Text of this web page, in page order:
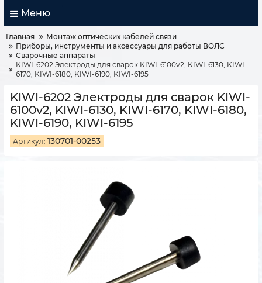
Меню
Главная
Монтаж оптических кабелей связи
Приборы, инструменты и аксессуары для работы ВОЛС
Сварочные аппараты
KIWI-6202 Электроды для сварок KIWI-6100v2, KIWI-6130, KIWI-
6170, KIWI-6180, KIWI-6190, KIWI-6195
KIWI-6202 Электроды для сварок KIWI-
6100v2, KIWI-6130, KIWI-6170, KIWI-6180,
KIWI-6190, KIWI-6195
Артикул: 130701-00253